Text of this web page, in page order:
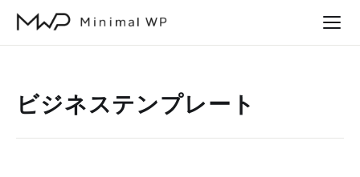
ビジネステンプレート